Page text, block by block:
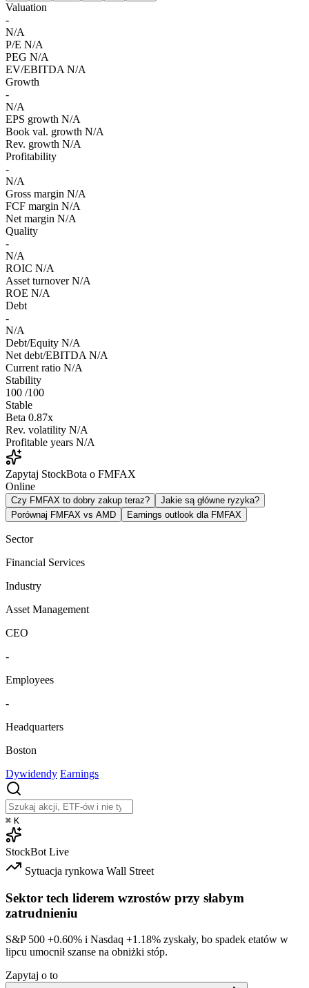
Valuation
-
N/A
P/E N/A
PEG N/A
EV/EBITDA N/A
Growth
-
N/A
EPS growth N/A
Book val. growth N/A
Rev. growth N/A
Profitability
-
N/A
Gross margin N/A
FCF margin N/A
Net margin N/A
Quality
-
N/A
ROIC N/A
Asset turnover N/A
ROE N/A
Debt
-
N/A
Debt/Equity N/A
Net debt/EBITDA N/A
Current ratio N/A
Stability
100 /100
Stable
Beta 0.87x
Rev. volatility N/A
Profitable years N/A
Zapytaj StockBota o FMFAX
Online
Czy FMFAX to dobry zakup teraz?
Jakie są główne ryzyka?
Porównaj FMFAX vs AMD
Earnings outlook dla FMFAX
Sector
Financial Services
Industry
Asset Management
CEO
-
Employees
-
Headquarters
Boston
Dywidendy Earnings
⌘ K
StockBot Live
Sytuacja rynkowa Wall Street
Sektor tech liderem wzrostów przy słabym
zatrudnieniu
S&P 500 +0.60% i Nasdaq +1.18% zyskały, bo spadek etatów w
lipcu umocnił szanse na obniżki stóp.
Zapytaj o to